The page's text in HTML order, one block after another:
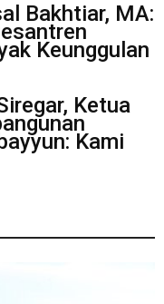
Bakhtiar, MA:
Keunggulan
Ketua
Kami